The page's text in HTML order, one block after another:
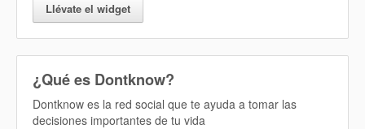
Llévate el widget
¿Qué es Dontknow?
Dontknow es la red social que te ayuda a tomar las
decisiones importantes de tu vida